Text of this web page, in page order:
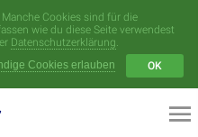
Cookies sind für die
wie du diese Seite verwendest
Datenschutzerklärung.
Cookies erlauben
OK
Menü
Videoarchiv